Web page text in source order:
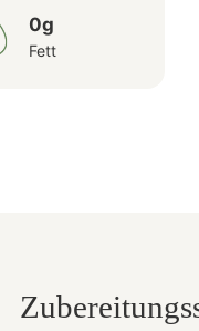
0g
Fett